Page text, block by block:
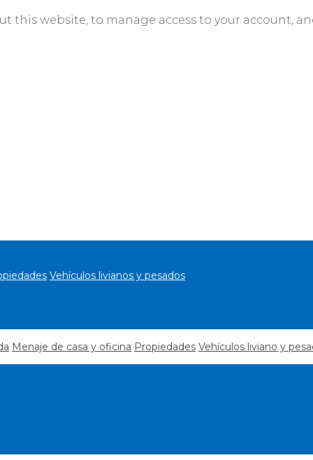
website, to manage access to your account,
Vehículos livianos y pesados
Menaje de casa y oficina Propiedades Vehículos liviano y